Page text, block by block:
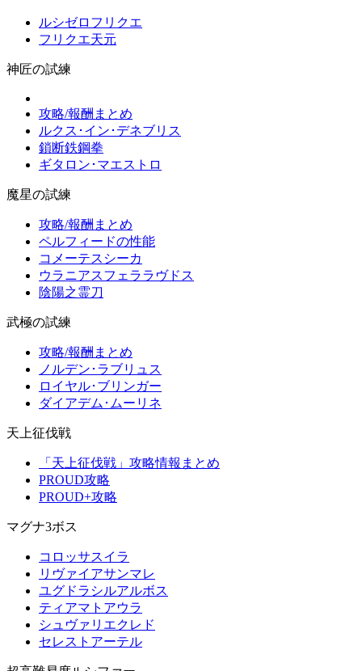
ルシゼロフリクエ
フリクエ天元
神匠の試練
攻略/報酬まとめ
ルクス･イン･デネブリス
鎖断鉄鋼拳
ギタロン･マエストロ
魔星の試練
攻略/報酬まとめ
ペルフィードの性能
コメーテスシーカ
ウラニアスフェララヴドス
陰陽之霊刀
武極の試練
攻略/報酬まとめ
ノルデン･ラブリュス
ロイヤル･ブリンガー
ダイアデム･ムーリネ
天上征伐戦
「天上征伐戦」攻略情報まとめ
PROUD攻略
PROUD+攻略
マグナ3ボス
コロッサスイラ
リヴァイアサンマレ
ユグドラシルアルボス
ティアマトアウラ
シュヴァリエクレド
セレストアーテル